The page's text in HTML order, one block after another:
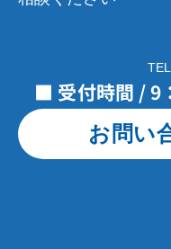
■ 受付時間 / 9
お問い